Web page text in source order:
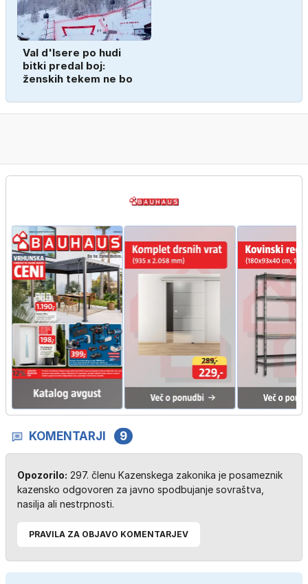
Val d'Isere po hudi
bitki predal boj:
ženskih tekem ne bo
KOMENTARJI 9
Opozorilo: 297. členu Kazenskega zakonika je posameznik
kazensko odgovoren za javno spodbujanje sovraštva,
nasilja ali nestrpnosti.
PRAVILA ZA OBJAVO KOMENTARJEV